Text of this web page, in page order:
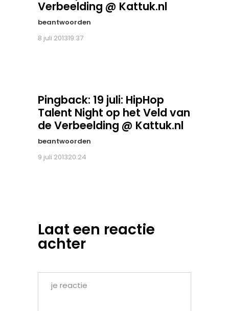
Verbeelding @ Kattuk.nl
beantwoorden
8 juli 201319:37
Pingback: 19 juli: HipHop
Talent Night op het Veld van
de Verbeelding @ Kattuk.nl
beantwoorden
9 juli 201320:24
Laat een reactie
achter